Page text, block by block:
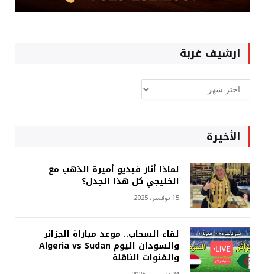
ارشيف غربة
ارشيف
غربة
الأخيرة
لماذا أثار فيديو أميرة الذهب مع
الخليجي كل هذا الجدل؟
15 نوفمبر، 2025
لقاء السحاب.. موعد مباراة الجزائر
والسودان اليوم Algeria vs Sudan
والقنوات الناقلة